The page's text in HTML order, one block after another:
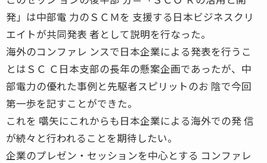
発」は中部電 力のＳＣＭを 支援する日本ビジネスクリ
エイトが共同発表 者として説明を行なった。
海外のコンファレ ンスで日本企業による発表を行うこ
とはＳＣ Ｃ日本支部の長年の懸案企画であったが、中
部電力の優れた事例と先駆者スピリットのお 陰で今回
第一歩を記すことができた。
これを 嚆矢にこれからも日本企業による海外での発 信
が続々と行われることを期待したい。
企業のプレゼン・セッションを中心とする コンファレ